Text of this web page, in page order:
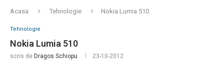
Acasa Tehnologie Nokia Lumia 510
Tehnologie
Nokia Lumia 510
scris de Dragos Schiopu 23-10-2012